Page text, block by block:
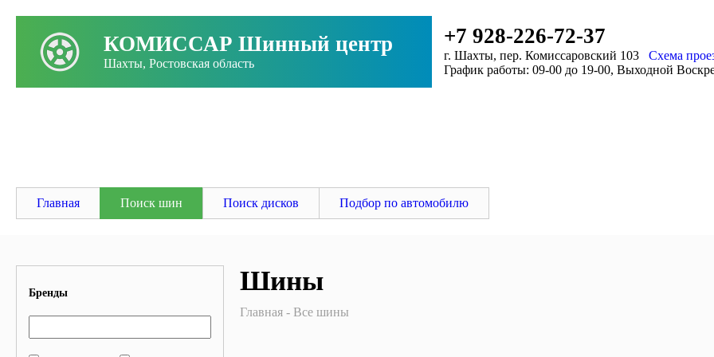
КОМИССАР Шинный центр
Шахты, Ростовская область
+7 928-226-72-37
г. Шахты, пер. Комиссаровский 103 Схема
График работы: 09-00 до 19-00, Выходной
Главная Поиск шин Поиск дисков Подбор по автомобилю
Бренды Шины
Главная Все шины
Заголовок